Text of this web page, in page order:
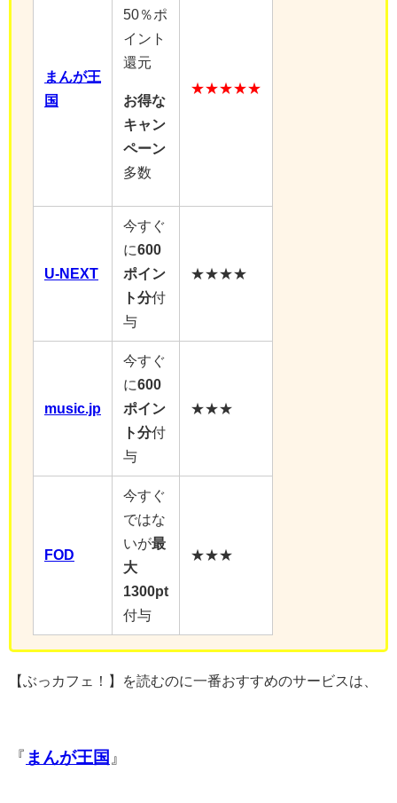
まんが王
国
50％ポ
イント
還元
お得な
キャン
ペーン
多数
★★★★★
U-NEXT
今すぐ
に600
ポイン
ト分付
与
★★★★
music.jp
今すぐ
に600
ポイン
ト分付
与
★★★
FOD
今すぐ
ではな
いが最
大
1300pt
付与
★★★
【ぶっカフェ！】を読むのに一番おすすめのサービスは、
『 まんが王国 』